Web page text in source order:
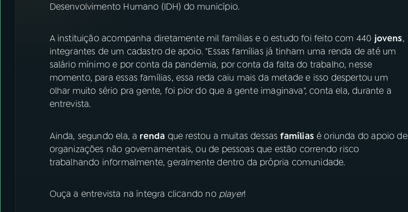
Instagram X
Desenvolvimento Humano (IDH) do município.
A instituição acompanha diretamente mil famílias e o estudo foi feito com 440 jovens,
integrantes de um cadastro de apoio. "Essas famílias já tinham uma renda de até um
salário mínimo e por conta da pandemia, por conta da falta do trabalho, nesse
momento, para essas famílias, essa reda caiu mais da metade e isso despertou um
olhar muito sério pra gente, foi pior do que a gente imaginava", conta ela, durante a
entrevista.
Ainda, segundo ela, a renda que restou a muitas dessasfamílias é oriunda do apoio de
organizações não governamentais, ou de pessoas que estão correndo risco
trabalhando informalmente, geralmente dentro da própria comunidade.
Ouça a entrevista na íntegra clicando no player!